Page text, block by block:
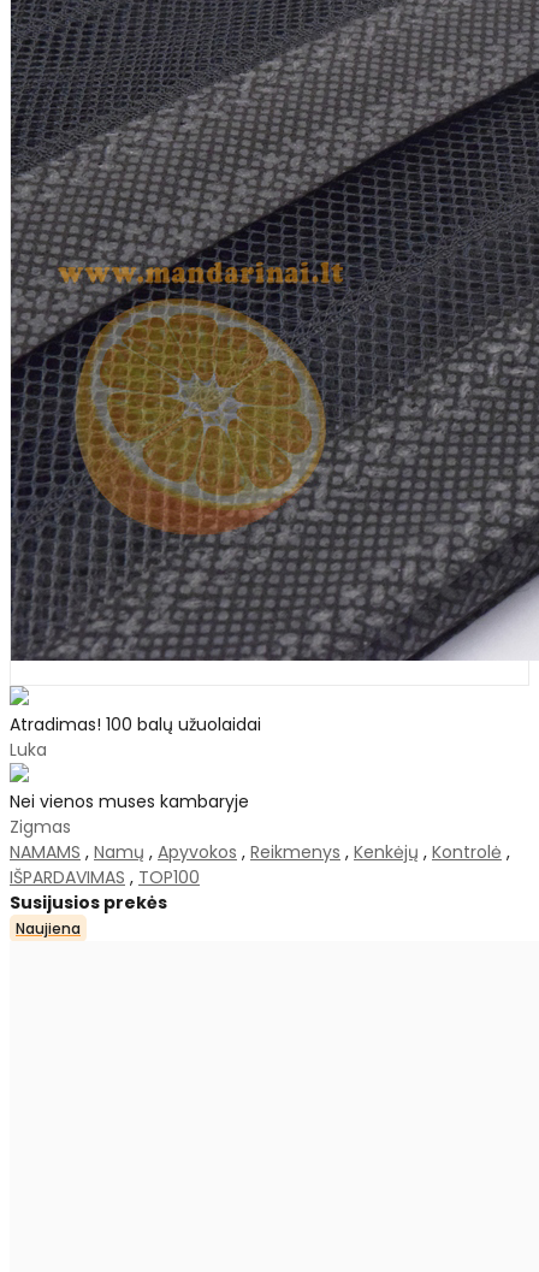
Atradimas! 100 balų užuolaidai
Luka
Nei vienos muses kambaryje
Zigmas
NAMAMS , Namų , Apyvokos , Reikmenys , Kenkėjų , Kontrolė ,
IŠPARDAVIMAS , TOP100
Susijusios prekės
Naujiena